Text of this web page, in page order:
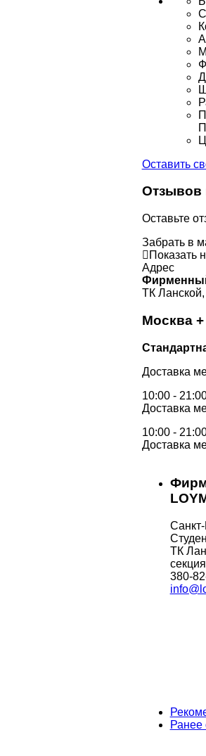
Оставить
Отзывов
Оставьте
Забрать в
Показать
Адрес
ТК
Москва
Доставка
10:00 -
Доставка
10:00 -
Доставка
Санкт-
ТК
380-
Ранее